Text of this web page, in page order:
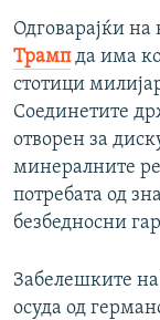
Одговарајќи
Трампда има
стотици
Соединетите
отворен за
минералните
потребата од
безбедносни
Забелешките
осуда од